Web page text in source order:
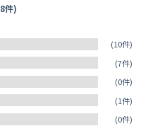
件)
(10件)
(7件)
(0件)
(1件)
(0件)